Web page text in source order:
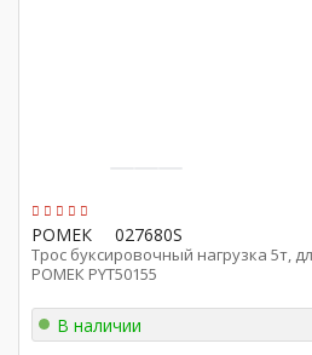
РОМЕК 027680S
Трос буксировочный нагрузка 5т,
РОМЕК PYT50155
В наличии